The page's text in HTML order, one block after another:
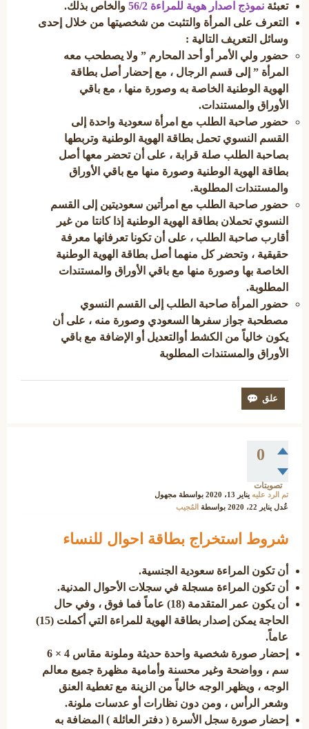
تعبئة نموذج اصدار هوية للمراءة 56/2
والخاص بذلك.
التعرف على المرأة والتثبت من شخصيتها من خلال إحدى
وسائل التعريف التالية :
حضور ولي الأمر أو أحد المحارم ” ولا يصطحب معه
المرأة ” إلى قسم الرجال ، مع إحضار أصل بطاقة
الهوية الوطنية الخاصة به وصورة منها ، مع باقي
الأوراق والمستندات.
حضور صاحبة الطلب مع امرأة سعودية واحدة إلى
القسم النسوي تحمل بطاقة الهوية الوطنية وتربطها
بصاحبة الطلب صلة قرابة ، على أن تحضر معها أصل
بطاقة الهوية الوطنية وصورة منها مع باقي الأوراق
والمستندات المطلوبة.
حضور صاحبة الطلب مع امرأتين سعوديتين إلى القسم
النسوي تحملان بطاقة الهوية الوطنية إذا كانتا من غير
أقارب صاحبة الطلب ، على أن تكونا تعرفانها معرفة
حقيقية ، وتحضر كل منهما أصل بطاقة الهوية الوطنية
الخاصة بها وصورة منها مع باقي الأوراق والمستندات
المطلوبة.
حضور المرأة صاحبة الطلب إلى القسم النسوي
مصطحبة جواز سفرها السعودي وصورة منه ، على أن
يكون خالياً من الكشط أوالتعديل أو الإضافة مع باقي
الأوراق والمستندات المطلوبة
0
تصويتات
تم الرد عليه يناير 13، 2020 بواسطة مجهول
عُدل يناير 22، 2020 بواسطة المُجيب
شروط استخراج بطاقة احوال للنساء
أن تكون المراءة سعودية الجنسية.
أن تكون المراءة مسجلة في سجلات الأحوال المدنية.
أن يكون عمر المتقدمة (18) عاماً فما فوق
، وفي حال
الحاجة يمكن إصدار بطاقة الهوية للمراءة التي أكملت (15)
عاماً.
إحضار صورة شخصية واحدة حديثة وملونة مقاس 4 × 6
سم ، وواضحة وغير محسنة وأمامية مظهرة جميع معالم
الوجه ، ويظهر الوجه خالياً من الزينة مع تغطية العنق
وشعر الرأس ، ومن دون نظارات أو عدسات ملونة.
إحضار صورة سجل الأسرة ( دفتر العائلة ) المضافة به